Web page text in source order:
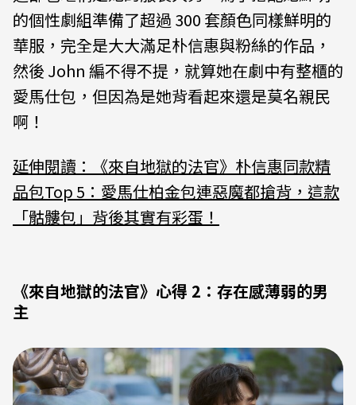
的個性劇組準備了超過 300 套顏色同樣鮮明的
華服，完全是大大滿足朴信惠與粉絲的作品，
然後 John 編不得不提，就算她在劇中有整櫃的
愛馬仕包，但因為是她背看起來還是莫名親民
啊！
延伸閱讀：《來自地獄的法官》朴信惠同款精
品包Top 5：愛馬仕柏金包連惡魔都搶背，這款
「骷髏包」背後其實有彩蛋！
《來自地獄的法官》心得 2：存在感薄弱的男
主